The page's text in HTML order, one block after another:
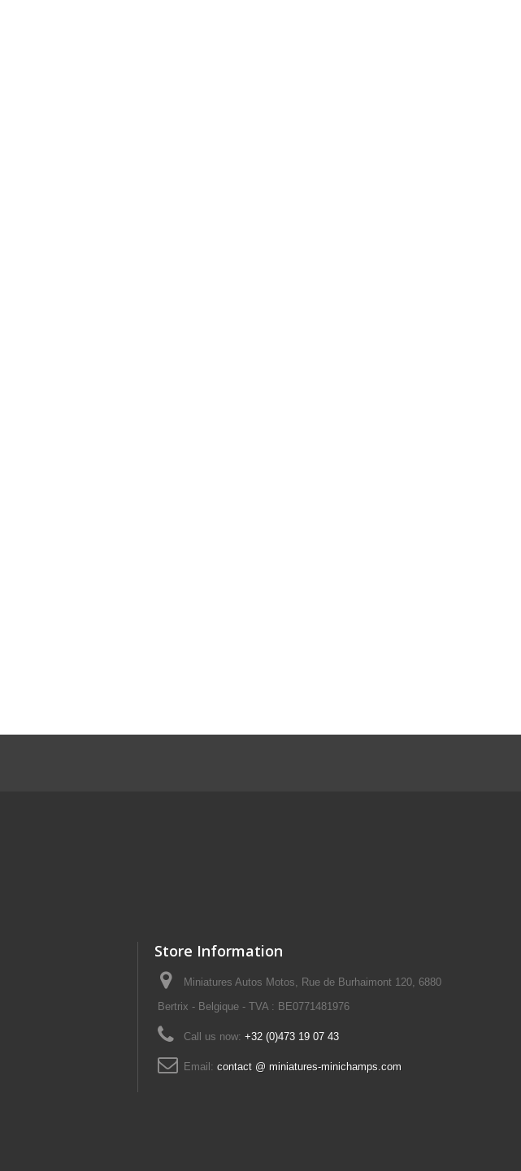
Store Information
Miniatures Autos Motos, Rue de Burhaimont 120, 6880
Bertrix - Belgique - TVA : BE0771481976
Call us now: +32 (0)473 19 07 43
Email: contact @ miniatures-minichamps.com